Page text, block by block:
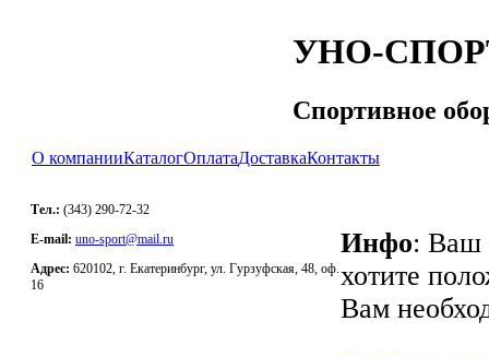
УНО-
Спортивное
О компанииКаталогОплатаДоставкаКонтакты
Тел.: (343) 290-72-32
E-mail: uno-sport@mail.ru
Адрес: 620102, г. Екатеринбург, ул. Гурзуфская, 48, оф.
16
Инфо: Ваш
хотите
Вам